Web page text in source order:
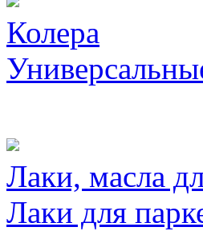
Колера
Лаки, масла
Лаки для